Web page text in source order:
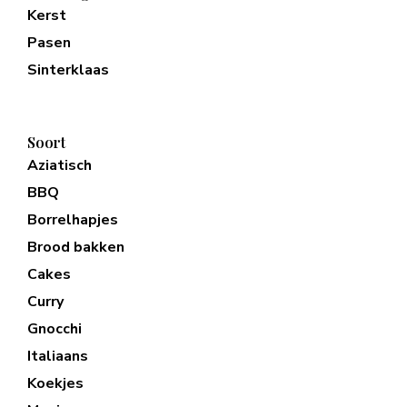
Kerst
Pasen
Sinterklaas
Soort
Aziatisch
BBQ
Borrelhapjes
Brood bakken
Cakes
Curry
Gnocchi
Italiaans
Koekjes